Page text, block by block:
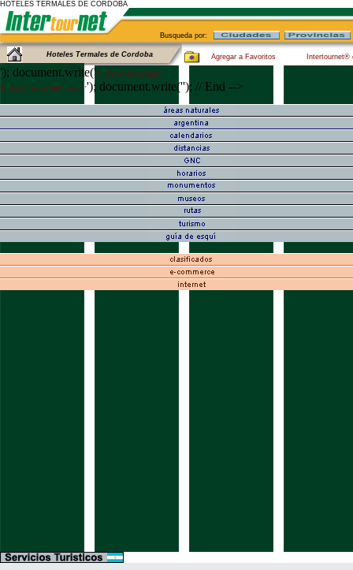
HOTELES TERMALES DE CORDOBA
Busqueda por:
Hoteles Termales de Cordoba Agregar a Favoritos Intertournet®
'); document.write(''); document.write('
'); document.write('' + txt + ''); document.write(''); // End -->